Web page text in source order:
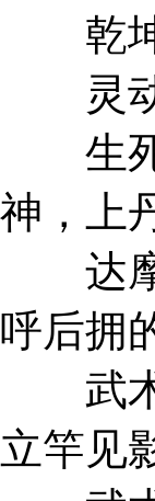
乾坤
灵动
生死
神，上
达摩
呼后拥
武术
立竿见